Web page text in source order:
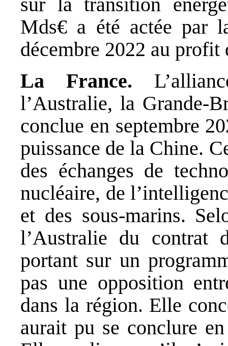
Mds€ a été actée par
décembre 2022 au
La France.
l’Australie, la Grande-
conclue en septembre
puissance de la Chine.
des échanges de
nucléaire, de
et des sous-marins.
l’Australie du contrat
portant sur un
pas une opposition
dans la région. Elle
aurait pu se conclure